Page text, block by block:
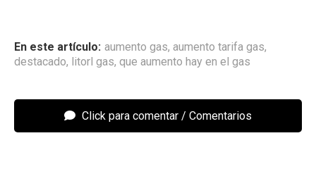
aumento gas, aumento tarifa gas,
destacado, litorl gas, que aumento hay en el gas
Click para comentar